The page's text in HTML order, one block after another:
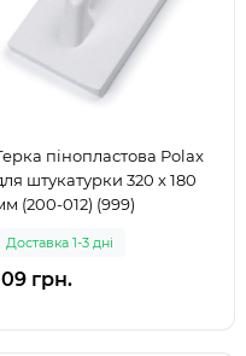
пінопластова Polax
штукатурки 320 х 180
(200-012) (999)
Доставка 1-3 дні
грн.